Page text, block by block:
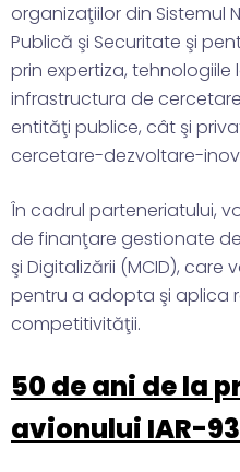
organizaţiilor din Sistemul
Publică şi Securitate şi
prin expertiza, tehnologiile
infrastructura de
entităţi publice, cât şi
cercetare-dezvoltare-
În cadrul parteneriatului,
de finanţare gestionate
şi Digitalizării (MCID), care
pentru a adopta şi aplica
competitivităţii.
50 de ani de la
avionului IAR-93